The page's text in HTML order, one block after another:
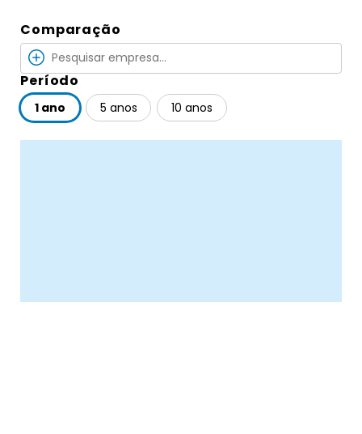
Comparação
Período
1 ano 5 anos 10 anos